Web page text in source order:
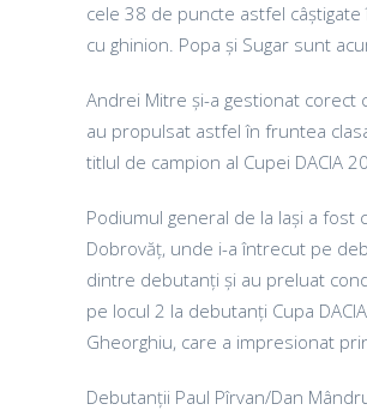
cele 38 de puncte astfel
cu ghinion. Popa și Sugar sunt
Andrei Mitre și-a gestionat
au propulsat astfel în fruntea
titlul de campion al Cupei DACIA
Podiumul general de la Iași a fost
Dobrovăț, unde i-a întrecut pe
dintre debutanți și au preluat
pe locul 2 la debutanți Cupa
Gheorghiu, care a impresionat
Debutanții Paul Pîrvan/Dan